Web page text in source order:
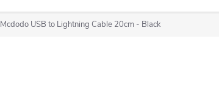
Mcdodo USB to Lightning Cable 20cm - Black